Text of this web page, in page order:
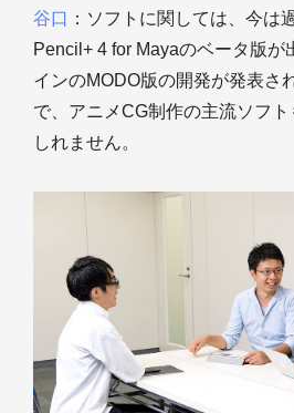
谷口 ：ソフトに関しては、今は
Pencil+ 4 for Mayaのベータ版が
インのMODO版の開発が発表さ
で、アニメCG制作の主流ソフ
しれません。